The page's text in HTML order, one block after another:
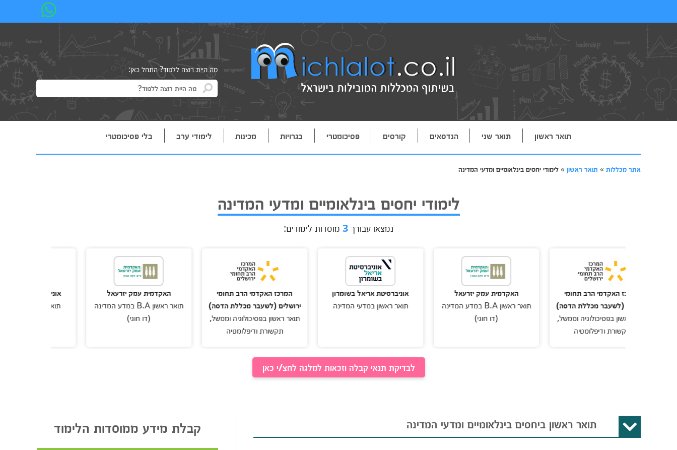
מה היית רוצה ללמוד? התחל כאן:
תואר ראשון תואר שני הנדסאים קורסים פסיכומטרי בגרויות מכינות לימודי ערב בלי פסיכומטרי
אתר מכללות » תואר ראשון » לימודי יחסים בינלאומיים ומדעי המדינה
לימודי יחסים בינלאומיים ומדעי המדינה
נמצאו עבורך3 מוסדות לימודים:
האקדמי הרב תחומי
(לשעבר מכללת הדסה)
בפסיכולוגיה וממשל,
ודיפלומטיה
האקדמית עמק יזרעאל
תואר ראשון B.A במדע המדינה
אוניברסיטת אריאל בשומרון
תואר ראשון במדעי המדינה
המרכז האקדמי הרב תחומי
ירושלים (לשעבר מכללת הדסה)
תואר ראשון בפסיכולוגיה וממשל,
תקשורת ודיפלומטיה
האקדמית עמק יזרעאל
תואר ראשון B.A במדע המדינה
אוניברסיטת אריאל בשומרון
תואר ראשון במדעי המדינה
לבדיקת תנאי קבלה וזכאות למלגה לחצ/י כאן
תואר ראשון ביחסים בינלאומיים ומדעי המדינה קבלת מידע ממוסדות הלימוד